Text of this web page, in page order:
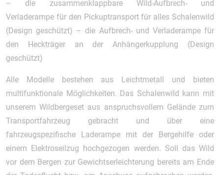
– die zusammenklappbare Wild-Aufbrech- und
Verladerampe für den Pickuptransport für alles Schalenwild
(Design geschützt) – die Aufbrech- und Verladerampe für
den Heckträger an der Anhängerkupplung (Design
geschützt)
Alle Modelle bestehen aus Leichtmetall und bieten
multifunktionale Möglichkeiten. Das Schalenwild kann mit
unserem Wildbergeset aus anspruchsvollem Gelände zum
Transportfahrzeug gebracht und über eine
fahrzeugspezifische Laderampe mit der Bergehilfe oder
einem Elektroseilzug hochgezogen werden. Soll das Wild
vor dem Bergen zur Gewichtserleichterung bereits am Ende